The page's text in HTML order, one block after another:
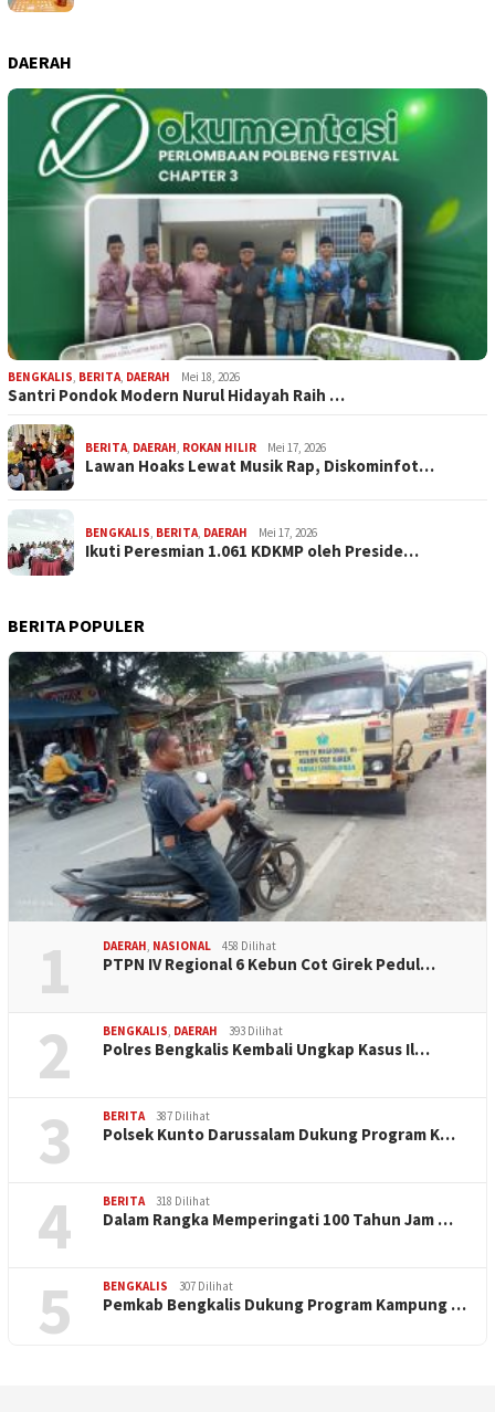
DAERAH
BENGKALIS, BERITA, DAERAH Mei 18, 2026
Santri Pondok Modern Nurul Hidayah Raih …
BERITA, DAERAH, ROKAN HILIR Mei 17, 2026
Lawan Hoaks Lewat Musik Rap, Diskominfot…
BENGKALIS, BERITA, DAERAH Mei 17, 2026
Ikuti Peresmian 1.061 KDKMP oleh Preside…
BERITA POPULER
1 DAERAH, NASIONAL 458 Dilihat
PTPN IV Regional 6 Kebun Cot Girek Pedul…
2 BENGKALIS, DAERAH 393 Dilihat
Polres Bengkalis Kembali Ungkap Kasus Il…
3 BERITA 387 Dilihat
Polsek Kunto Darussalam Dukung Program K…
4 BERITA 318 Dilihat
Dalam Rangka Memperingati 100 Tahun Jam …
5 BENGKALIS 307 Dilihat
Pemkab Bengkalis Dukung Program Kampung …